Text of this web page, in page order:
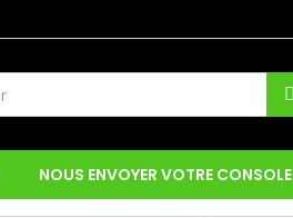
NOUS ENVOYER VOTRE CONSOLE